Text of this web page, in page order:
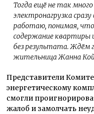
Тогда ещё не так
электронагрузка
работаю, понимая,
содержание квартиры
без результата.
жительница Жанна
Представители
энергетическому
смогли
жалоб и замолчать